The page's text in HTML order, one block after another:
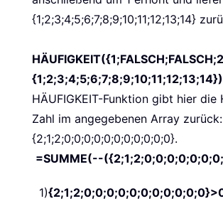
{1;2;3;4;5;6;7;8;9;10;11;12;13;14}
{1;2;3;4;5;6;7;8;9;10;11;12;13;14})
HÄUFIGKEIT-Funktion gibt hier
Zahl im angegebenen Array zurück:
{2;1;2;0;0;0;0;0;0;0;0;0;0;0}.
=SUMME(--
1)